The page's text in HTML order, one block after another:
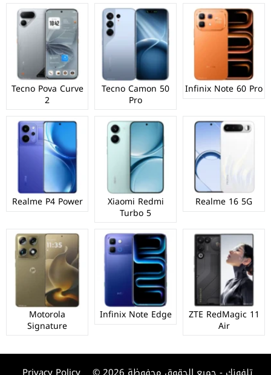
Infinix Note 60 Pro
Tecno Camon 50
Pro
Tecno Pova Curve
2
Realme 16 5G
Xiaomi Redmi
Turbo 5
Realme P4 Power
ZTE RedMagic 11
Air
Infinix Note Edge
Motorola
Signature